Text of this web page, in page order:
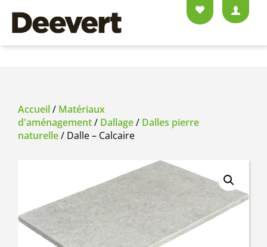
Accueil/ Matériaux
d'aménagement/ Dallage/ Dalles pierre
naturelle/ Dalle – Calcaire